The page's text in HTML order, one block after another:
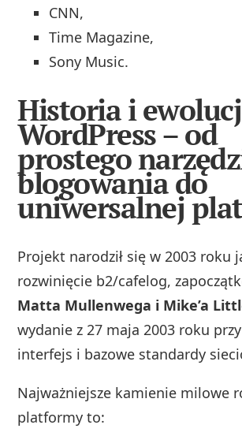
CNN,
Time Magazine,
Sony Music.
Historia i
WordPress – od
prostego
blogowania do
uniwersalnej
Projekt narodził się w 2003 roku
rozwinięcie b2/cafelog,
Matta Mullenwega i Mike’a
wydanie z 27 maja 2003 roku
interfejs i bazowe standardy
Najważniejsze kamienie milowe
platformy to: